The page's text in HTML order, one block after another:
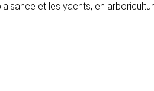
et les yachts, en